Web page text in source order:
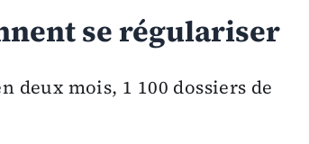
se régulariser
deux mois, 1 100 dossiers de